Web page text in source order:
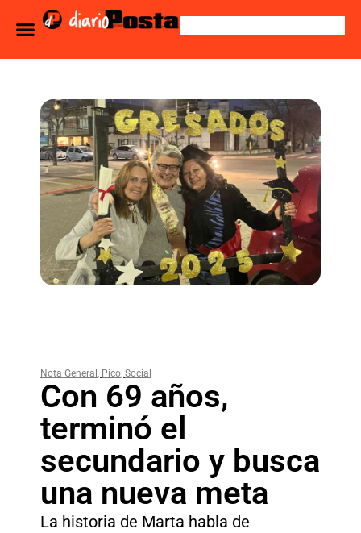
Nota General , Pico, Social
Con 69 años,
terminó el
secundario y busca
una nueva meta
La historia de Marta habla de